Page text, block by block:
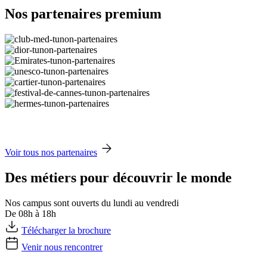
Nos partenaires premium
Voir tous nos partenaires
Des métiers pour découvrir le monde
Nos campus sont ouverts du lundi au vendredi
De 08h à 18h
Télécharger la brochure
Venir nous rencontrer